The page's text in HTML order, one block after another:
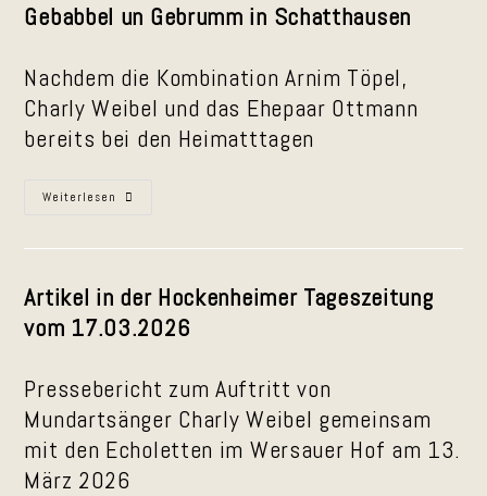
Gebabbel un Gebrumm in Schatthausen
Nachdem die Kombination Arnim Töpel,
Charly Weibel und das Ehepaar Ottmann
bereits bei den Heimatttagen
Weiterlesen Gebabbel
In
Artikel in der Hockenheimer Tageszeitung
vom 17.03.2026
Pressebericht zum Auftritt von
Mundartsänger Charly Weibel gemeinsam
mit den Echoletten im Wersauer Hof am 13.
März 2026